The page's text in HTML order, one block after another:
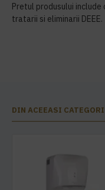
Pretul produsului
tratarii si eliminarii DEEE.
DIN ACEEASI